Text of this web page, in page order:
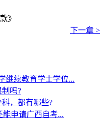
》
下一章 >
继续教育学士学位...
吗?
，都有哪些?
能申请广西自考...